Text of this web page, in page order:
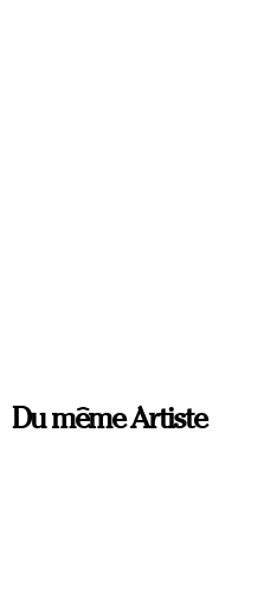
Du même Artiste